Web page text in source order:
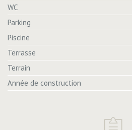
WC
Parking
Piscine
Terrasse
Terrain
Année de construction